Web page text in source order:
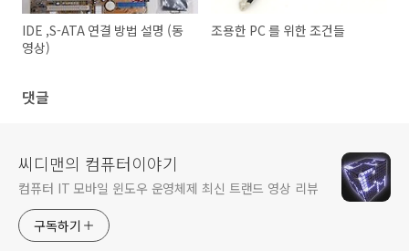
IDE ,S-ATA 연결 방법 설명 (동
영상)
조용한 PC 를 위한 조건들
댓글
씨디맨의 컴퓨터이야기
컴퓨터 IT 모바일 윈도우 운영체제 최신 트랜드 영상 리뷰
구독하기